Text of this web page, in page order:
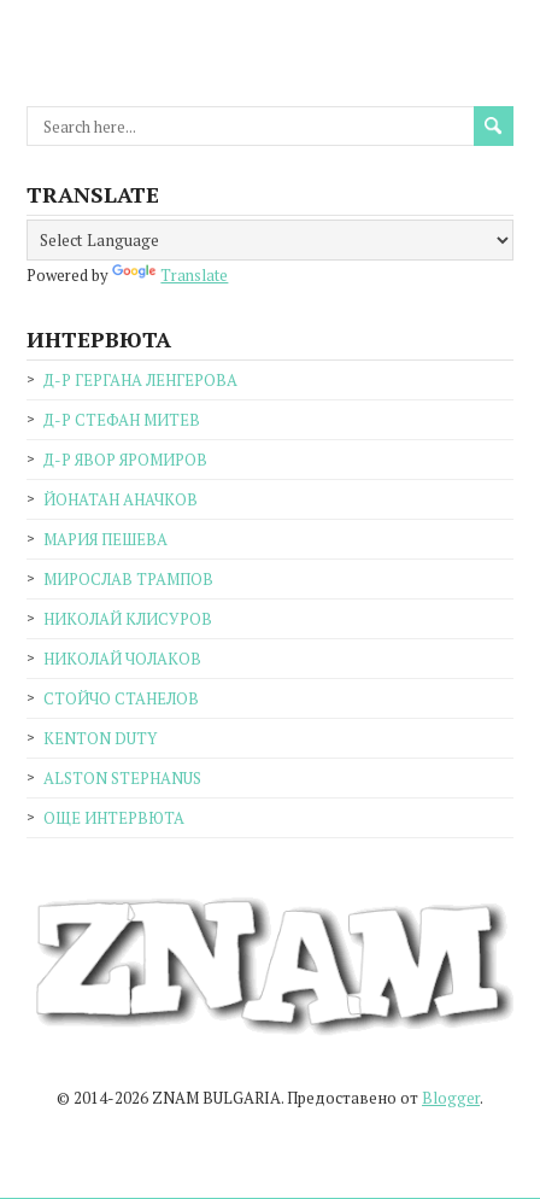
TRANSLATE
Powered by Translate
ИНТЕРВЮТА
Д-Р ГЕРГАНА ЛЕНГЕРОВА
Д-Р СТЕФАН МИТЕВ
Д-Р ЯВОР ЯРОМИРОВ
ЙОНАТАН АНАЧКОВ
МАРИЯ ПЕШЕВА
МИРОСЛАВ ТРАМПОВ
НИКОЛАЙ КЛИСУРОВ
НИКОЛАЙ ЧОЛАКОВ
СТОЙЧО СТАНЕЛОВ
KENTON DUTY
ALSTON STEPHANUS
ОЩЕ ИНТЕРВЮТА
© 2014-2026 ZNAM BULGARIA. Предоставено от Blogger.